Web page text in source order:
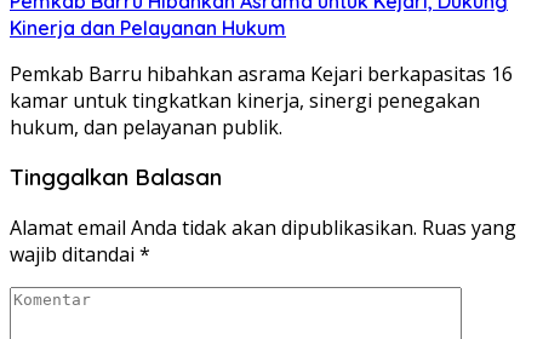
Kinerja dan Pelayanan Hukum
Pemkab Barru hibahkan asrama Kejari berkapasitas 16
kamar untuk tingkatkan kinerja, sinergi penegakan
hukum, dan pelayanan publik.
Tinggalkan Balasan
Alamat email Anda tidak akan dipublikasikan. Ruas yang
wajib ditandai *